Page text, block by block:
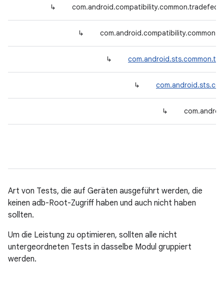
↳
↳
↳
↳
↳
Art von Tests, die auf Geräten ausgeführt werden, die
keinen adb-Root-Zugriff haben und auch nicht haben
sollten.
Um die Leistung zu optimieren, sollten alle nicht
untergeordneten Tests in dasselbe Modul gruppiert
werden.